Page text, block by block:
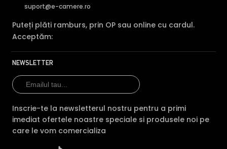
suport@e-camere.ro
Puteți plăti ramburs, prin OP sau online cu cardul.
Acceptăm:
NEWSLETTER
Inscrie-te la newsletterul nostru pentru a primi
imediat ofertele noastre speciale si produsele noi pe
care le vom comercializa